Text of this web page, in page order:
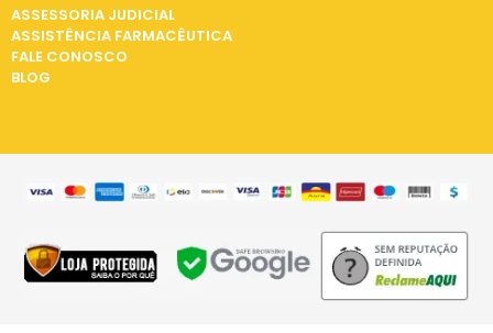
ASSESSORIA JUDICIAL
ASSISTÊNCIA FARMACÊUTICA
FALE CONOSCO
BLOG